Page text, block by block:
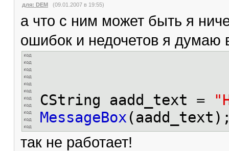
для: DEM (09.01.2007 в 19:55)
а что с ним может быть я
ошибок и недочетов я думаю
CString aadd_text =
MessageBox
так не работает!